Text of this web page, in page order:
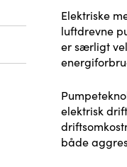
Elektriske
luftdrevne
er særligt
elektrisk
både